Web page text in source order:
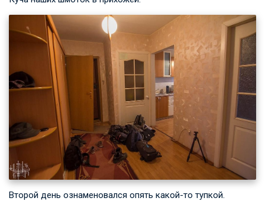
Второй день ознаменовался опять какой-то тупкой.